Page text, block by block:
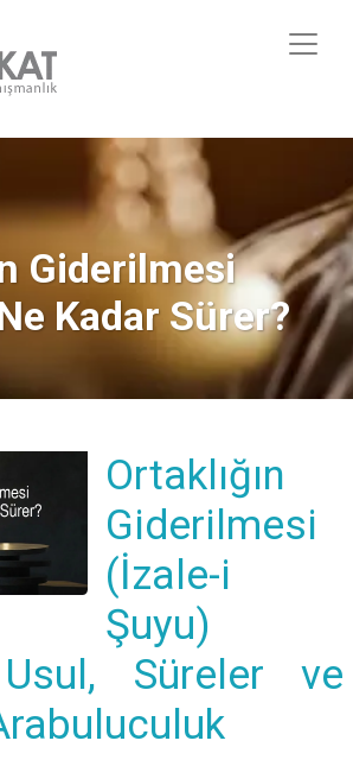
Giderilmesi
Kadar Sürer?
Ortaklığın
Giderilmesi
(İzale-i
Şuyu)
Usul, Süreler ve